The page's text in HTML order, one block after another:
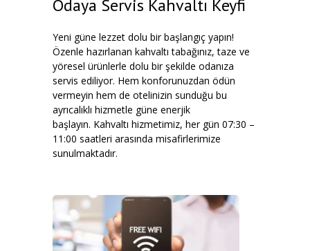
Odaya Servis Kahvaltı Keyfi
Yeni güne lezzet dolu bir başlangıç yapın!
Özenle hazırlanan kahvaltı tabağınız, taze ve
yöresel ürünlerle dolu bir şekilde odanıza
servis ediliyor. Hem konforunuzdan ödün
vermeyin hem de otelinizin sunduğu bu
ayrıcalıklı hizmetle güne enerjik
başlayın. Kahvaltı hizmetimiz, her gün 07:30 –
11:00 saatleri arasında misafirlerimize
sunulmaktadır.